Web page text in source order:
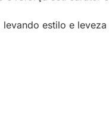
estilo e